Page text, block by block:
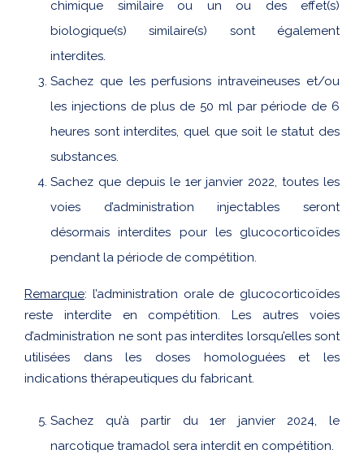
chimique similaire ou un ou des effet(s)
biologique(s) similaire(s) sont également
interdites.
Sachez que les perfusions intraveineuses et/ou
les injections de plus de 50 ml par période de 6
heures sont interdites, quel que soit le statut des
substances.
Sachez que depuis le 1er janvier 2022, toutes les
voies d’administration injectables seront
désormais interdites pour les glucocorticoïdes
pendant la période de compétition.
Remarque: l’administration orale de glucocorticoïdes
reste interdite en compétition. Les autres voies
d’administration ne sont pas interdites lorsqu’elles sont
utilisées dans les doses homologuées et les
indications thérapeutiques du fabricant.
Sachez qu’à partir du 1er janvier 2024, le
narcotique tramadol sera interdit en compétition.